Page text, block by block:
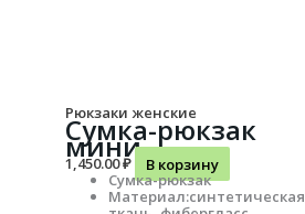
Рюкзаки женские
Сумка-рюкзак
мини
1,450.00₽
В корзину
Сумка-рюкзак
Материал:синтетическая